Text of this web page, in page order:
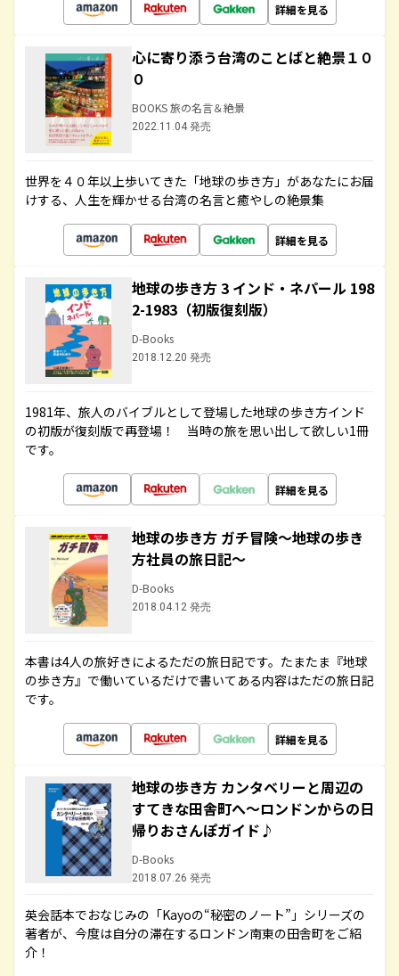
詳細を見る
心に寄り添う台湾のことばと絶景１０
０
BOOKS 旅の名言＆絶景
2022.11.04 発売
世界を４０年以上歩いてきた「地球の歩き方」があなたにお届
けする、人生を輝かせる台湾の名言と癒やしの絶景集
詳細を見る
地球の歩き方 3 インド・ネパール 198
2-1983（初版復刻版）
D-Books
2018.12.20 発売
1981年、旅人のバイブルとして登場した地球の歩き方インド
の初版が復刻版で再登場！ 当時の旅を思い出して欲しい1冊
です。
詳細を見る
地球の歩き方 ガチ冒険～地球の歩き
方社員の旅日記～
D-Books
2018.04.12 発売
本書は4人の旅好きによるただの旅日記です。たまたま『地球
の歩き方』で働いているだけで書いてある内容はただの旅日記
です。
詳細を見る
地球の歩き方 カンタベリーと周辺の
すてきな田舎町へ～ロンドンからの日
帰りおさんぽガイド♪
D-Books
2018.07.26 発売
英会話本でおなじみの「Kayoの“秘密のノート”」シリーズの
著者が、今度は自分の滞在するロンドン南東の田舎町をご紹
介！